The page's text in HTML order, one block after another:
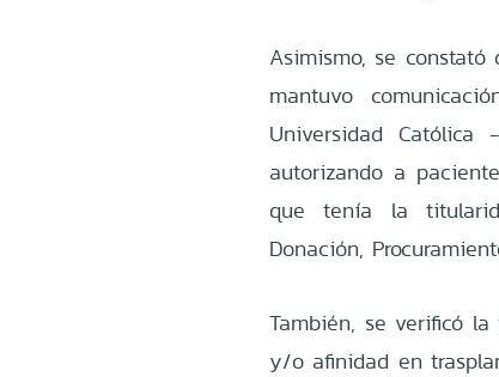
Asimismo, se
mantuvo
Universidad Católica
autorizando a
que tenía la
Donación,
También, se verificó
y/o afinidad en